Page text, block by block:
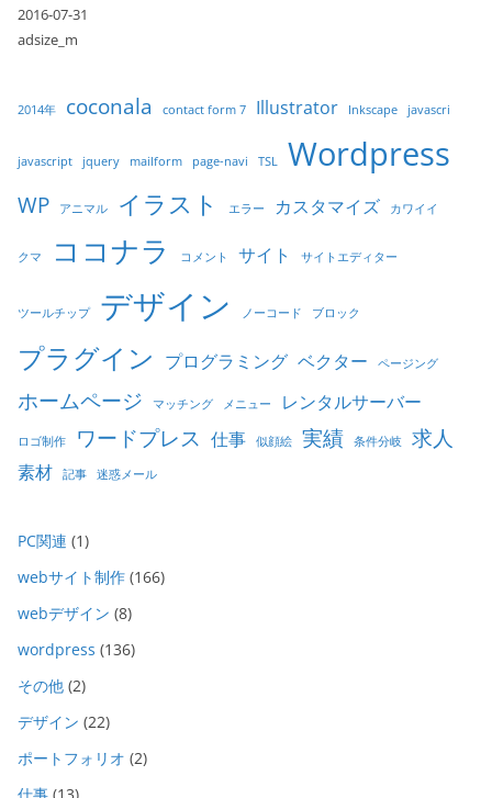
2016-07-31
adsize_m
2014年 coconala contact form 7 Illustrator Inkscape javascri
javascript jquery mailform page-navi TSL Wordpress
WP アニマル イラスト エラー カスタマイズ カワイイ
クマ ココナラ コメント サイト サイトエディター
ツールチップ デザイン ノーコード ブロック
プラグイン プログラミング ベクター ページング
ホームページ マッチング メニュー レンタルサーバー
ロゴ制作 ワードプレス 仕事 似顔絵 実績 条件分岐 求人
素材 記事 迷惑メール
PC関連 (1)
webサイト制作 (166)
webデザイン (8)
wordpress (136)
その他 (2)
デザイン (22)
ポートフォリオ (2)
仕事 (13)